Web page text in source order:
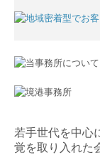
若手世代を中心
覚を取り入れた